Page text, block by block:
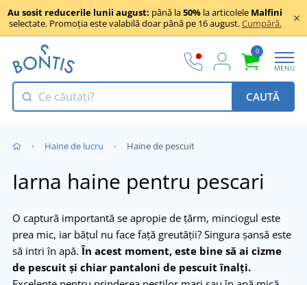
Au sosit reducerile lunii august: până la50% la articolele Malfini
selectate. Promoția este valabilă doar până pe 16 august.Cumpără.
0
MENU
CAUTĂ
Haine de lucru Haine de pescuit
Iarna haine pentru pescari
O captură importantă se apropie de țărm, minciogul este
prea mic, iar bățul nu face față greutății? Singura șansă este
să intri în apă. În acest moment, este bine să ai cizme
de pescuit și chiar pantaloni de pescuit înalți.